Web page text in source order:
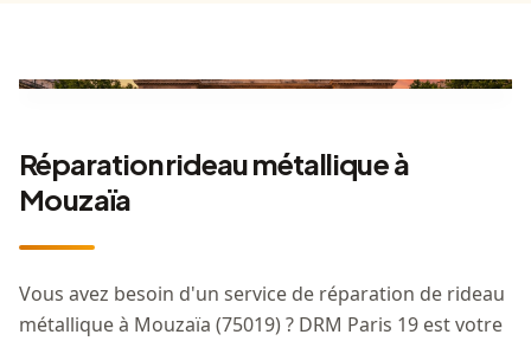
Réparation rideau métallique à
Mouzaïa
Vous avez besoin d'un service de réparation de rideau
métallique à Mouzaïa (75019) ? DRM Paris 19 est votre